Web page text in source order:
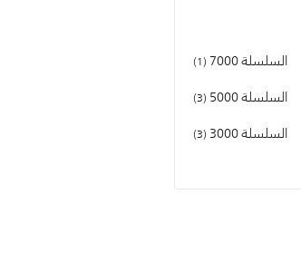
السلسلة 7000 1
السلسلة 5000 3
السلسلة 3000 3